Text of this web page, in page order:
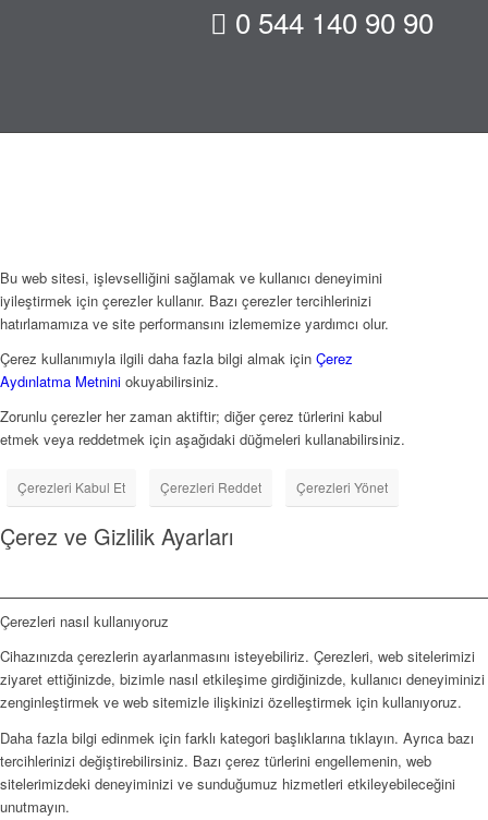
0 544 140 90 90
Bu web sitesi, işlevselliğini sağlamak ve kullanıcı deneyimini
iyileştirmek için çerezler kullanır. Bazı çerezler tercihlerinizi
hatırlamamıza ve site performansını izlememize yardımcı olur.
Çerez kullanımıyla ilgili daha fazla bilgi almak için Çerez
Aydınlatma Metnini okuyabilirsiniz.
Zorunlu çerezler her zaman aktiftir; diğer çerez türlerini kabul
etmek veya reddetmek için aşağıdaki düğmeleri kullanabilirsiniz.
Çerezleri Kabul Et Çerezleri Reddet Çerezleri Yönet
Çerez ve Gizlilik Ayarları
Çerezleri nasıl kullanıyoruz
Cihazınızda çerezlerin ayarlanmasını isteyebiliriz. Çerezleri, web sitelerimizi
ziyaret ettiğinizde, bizimle nasıl etkileşime girdiğinizde, kullanıcı deneyiminizi
zenginleştirmek ve web sitemizle ilişkinizi özelleştirmek için kullanıyoruz.
Daha fazla bilgi edinmek için farklı kategori başlıklarına tıklayın. Ayrıca bazı
tercihlerinizi değiştirebilirsiniz. Bazı çerez türlerini engellemenin, web
sitelerimizdeki deneyiminizi ve sunduğumuz hizmetleri etkileyebileceğini
unutmayın.